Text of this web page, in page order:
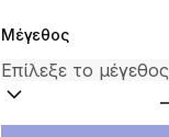
Μέγεθος